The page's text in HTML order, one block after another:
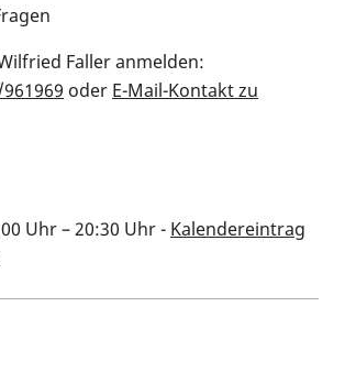
Faller anmelden:
oder E-Mail-Kontakt zu
Uhr–20:30 Uhr- Kalendereintrag